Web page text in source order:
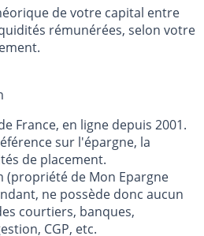
de votre capital entre
France, en ligne depuis 2001.
sur l'épargne, la
de placement.
de Mon Epargne
ne possède donc aucun